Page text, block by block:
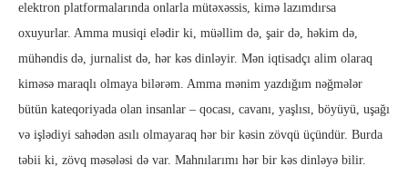
elektron platformalarında onlarla mütəxəssis, kimə lazımdırsa
oxuyurlar. Amma musiqi elədir ki, müəllim də, şair də, həkim də,
mühəndis də, jurnalist də, hər kəs dinləyir. Mən iqtisadçı alim olaraq
kiməsə maraqlı olmaya bilərəm. Amma mənim yazdığım nəğmələr
bütün kateqoriyada olan insanlar – qocası, cavanı, yaşlısı, böyüyü, uşağı
və işlədiyi sahədən asılı olmayaraq hər bir kəsin zövqü üçündür. Burda
təbii ki, zövq məsələsi də var. Mahnılarımı hər bir kəs dinləyə bilir.